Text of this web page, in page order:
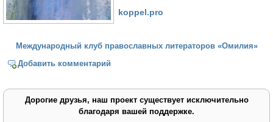
koppel.pro
Международный клуб православных литераторов «Омилия»
Добавить комментарий
Дорогие друзья, наш проект существует исключительно
благодаря вашей поддержке.